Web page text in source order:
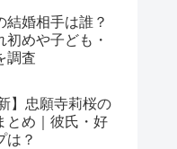
結婚相手は誰？
初めや子ども・
調査
】忠願寺莉桜の
とめ｜彼氏・好
は？